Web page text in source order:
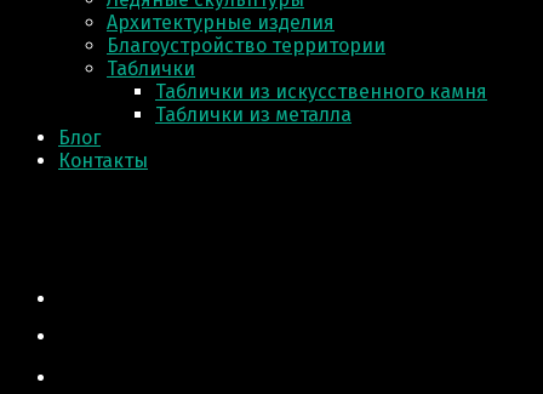
Архитектурные изделия
Благоустройство территории
Таблички
Таблички из искусственного камня
Таблички из металла
Блог
Контакты